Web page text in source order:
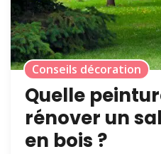
Conseils décoration
Quelle
rénover un
en bois ?